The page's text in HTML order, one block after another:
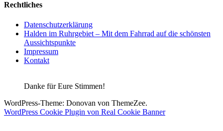
Rechtliches
Datenschutzerklärung
Halden im Ruhrgebiet – Mit dem Fahrrad auf die schönsten
Aussichtspunkte
Impressum
Kontakt
Danke für Eure Stimmen!
WordPress-Theme: Donovan von ThemeZee.
WordPress Cookie Plugin von Real Cookie Banner